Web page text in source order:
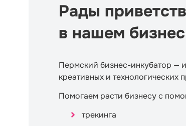
Рады
в нашем
Пермский бизнес-инкубатор —
креативных и
Помогаем расти бизнесу с
трекинга